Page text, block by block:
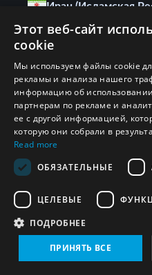
Иран (Исламская
Подпишитесь
последних новостей,
мероприятий
Этот веб-сайт
cookie
Мы используем файлы cookie
рекламы и анализа нашего
информацию об
партнерам по рекламе и
ее с другой информацией,
которую они собрали в
Read more
ОБЯЗАТЕЛЬНЫЕ
ЦЕЛЕВЫЕ
ПОДРОБНЕЕ
ПРИНЯТЬ ВСЕ